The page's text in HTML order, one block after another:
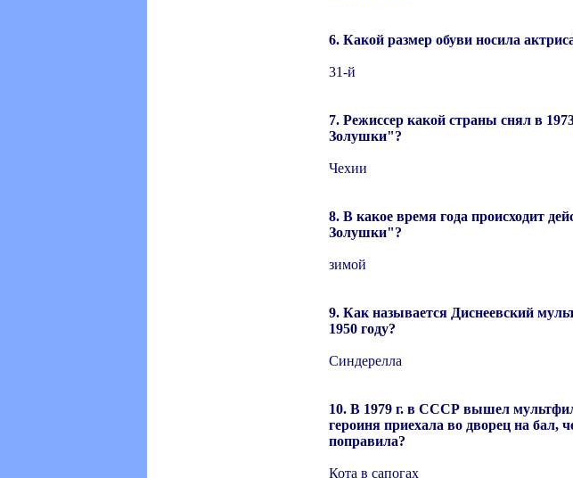
6. Какой размер обуви носила
31-й
7. Режиссер какой страны снял в
Золушки"?
Чехии
8. В какое время года происходит
Золушки"?
зимой
9. Как называется Диснеевский
1950 году?
Синдерелла
10. В 1979 г. в СССР вышел
героиня приехала во дворец на бал,
поправила?
Кота в сапогах